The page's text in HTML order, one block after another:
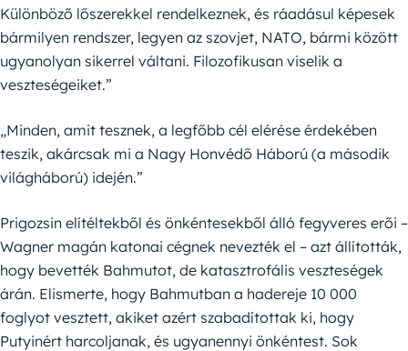
Különböző lőszerekkel rendelkeznek, és ráadásul képesek
bármilyen rendszer, legyen az szovjet, NATO, bármi között
ugyanolyan sikerrel váltani. Filozofikusan viselik a
veszteségeiket.”
„Minden, amit tesznek, a legfőbb cél elérése érdekében
teszik, akárcsak mi a Nagy Honvédő Háború (a második
világháború) idején.”
Prigozsin elítéltekből és önkéntesekből álló fegyveres erői –
Wagner magán katonai cégnek nevezték el – azt állították,
hogy bevették Bahmutot, de katasztrofális veszteségek
árán. Elismerte, hogy Bahmutban a hadereje 10 000
foglyot vesztett, akiket azért szabadítottak ki, hogy
Putyinért harcoljanak, és ugyanennyi önkéntest. Sok